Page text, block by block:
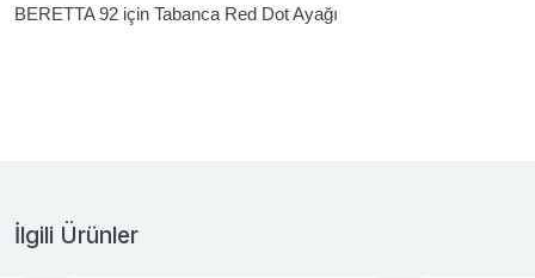
BERETTA 92 için Tabanca Red Dot Ayağı
İlgili Ürünler